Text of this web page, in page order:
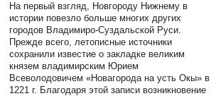
На первый взгляд, Новгороду Нижнему в
истории повезло больше многих других
городов Владимиро-Суздальской Руси.
Прежде всего, летописные источники
сохранили известие о закладке великим
князем владимирским Юрием
Всеволодовичем «Новагорода на усть Окы» в
1221 г. Благодаря этой записи возникновение